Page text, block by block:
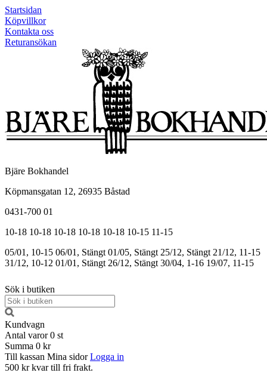
Startsidan
Köpvillkor
Kontakta oss
Returansökan
Bjäre Bokhandel
Köpmansgatan 12, 26935 Båstad
0431-700 01
10-18 10-18 10-18 10-18 10-18 10-15 11-15
05/01, 10-15 06/01, Stängt 01/05, Stängt 25/12, Stängt 21/12, 11-15
31/12, 10-12 01/01, Stängt 26/12, Stängt 30/04, 1-16 19/07, 11-15
Sök i butiken
Kundvagn
Antal varor 0 st
Summa 0 kr
Till kassan Mina sidor Logga in
500 kr kvar till fri frakt.